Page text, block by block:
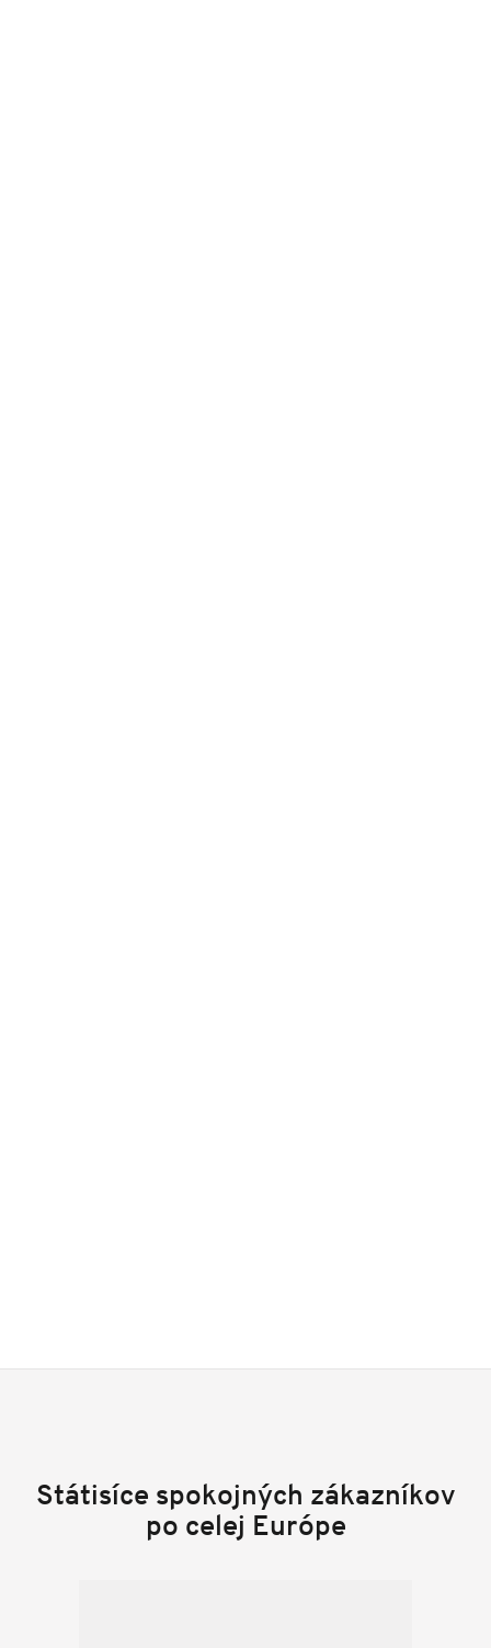
Státisíce spokojných zákazníkov
po celej Európe